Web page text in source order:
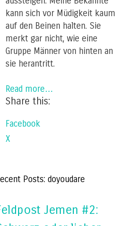
kann sich vor Müdigkeit kaum
auf den Beinen halten. Sie
merkt gar nicht, wie eine
Gruppe Männer von hinten an
sie herantritt.
Read more…
Share this:
Facebook
X
Posts: doyoudare
Jemen #2: